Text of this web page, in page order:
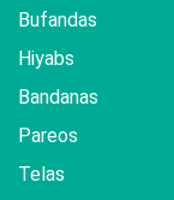
Bufandas
Hiyabs
Bandanas
Pareos
Telas